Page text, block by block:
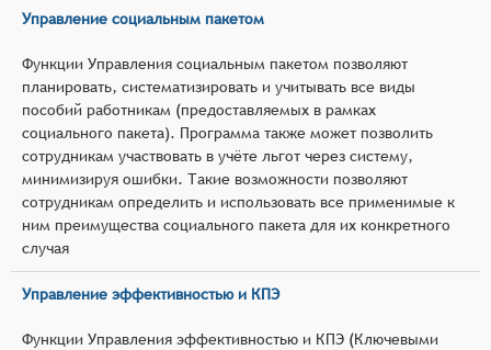
Управление социальным пакетом
Функции Управления социальным пакетом позволяют
планировать, систематизировать и учитывать все виды
пособий работникам (предоставляемых в рамках
социального пакета). Программа также может позволить
сотрудникам участвовать в учёте льгот через систему,
минимизируя ошибки. Такие возможности позволяют
сотрудникам определить и использовать все применимые к
ним преимущества социального пакета для их конкретного
случая
Управление эффективностью и КПЭ
Функции Управления эффективностью и КПЭ (Ключевыми